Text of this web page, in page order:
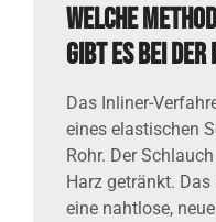
Welche
gibt es bei
Das Inliner-
eines elastischen
Rohr. Der
Harz getränkt.
eine nahtlose,